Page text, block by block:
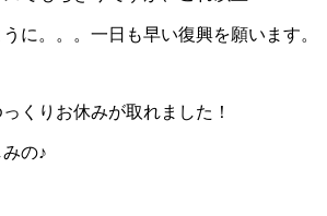
に。。。一日も早い復興を願います。
くりお休みが取れました！
の♪